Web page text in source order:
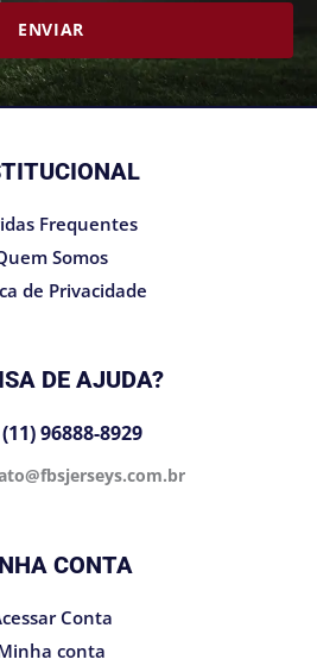
ENVIAR
Frequentes
Somos
de Privacidade
DE AJUDA?
(11) 96888-8929
CONTA
Conta
conta